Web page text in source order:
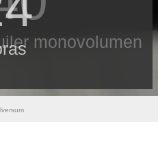
monovolumen